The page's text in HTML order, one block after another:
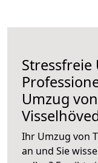
Stressfreie
Umzug
Ihr Umzug von
an und Sie